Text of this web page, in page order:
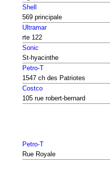
Shell
569 principale
Ultramar
rte 122
Sonic
St-hyacinthe
Petro-T
1547 ch des Patriotes
Costco
105 rue robert-bernard
Petro-T
Rue Royale